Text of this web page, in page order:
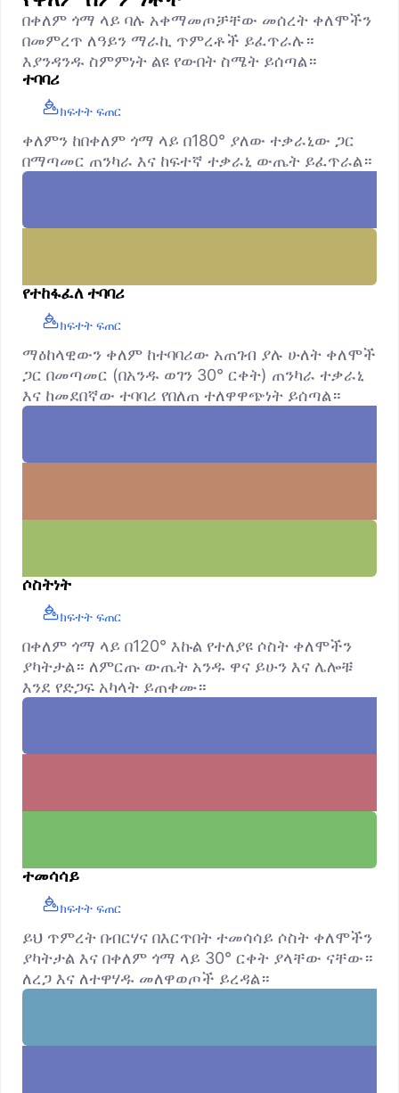
በቀለም ጎማ ላይ ባሉ አቀማመጦቻቸው መሰረት ቀለሞችን
በመምረጥ ለዓይን ማራኪ ጥምረቶች ይፈጥራሉ።
እያንዳንዱ ስምምነት ልዩ የውበት ስሜት ይሰጣል።
ተባባሪ
ክፍተት ፍጠር
ቀለምን ከበቀለም ጎማ ላይ በ180° ያለው ተቃራኒው ጋር
በማጣመር ጠንካራ እና ከፍተኛ ተቃራኒ ውጤት ይፈጥራል።
የተከፋፈለ ተባባሪ
ክፍተት ፍጠር
ማዕከላዊውን ቀለም ከተባባሪው አጠገብ ያሉ ሁለት ቀለሞች
ጋር በመጣመር (በአንዱ ወገን 30° ርቀት) ጠንካራ ተቃራኒ
እና ከመደበኛው ተባባሪ የበለጠ ተለዋዋጭነት ይሰጣል።
ሶስትነት
ክፍተት ፍጠር
በቀለም ጎማ ላይ በ120° እኩል የተለያዩ ሶስት ቀለሞችን
ያካትታል። ለምርጡ ውጤት አንዱ ዋና ይሁን እና ሌሎቹ
እንደ የድጋፍ አካላት ይጠቀሙ።
ተመሳሳይ
ክፍተት ፍጠር
ይህ ጥምረት በብርሃና በእርጥበት ተመሳሳይ ሶስት ቀለሞችን
ያካትታል እና በቀለም ጎማ ላይ 30° ርቀት ያላቸው ናቸው።
ለረጋ እና ለተዋሃዱ መለዋወጦች ይረዳል።